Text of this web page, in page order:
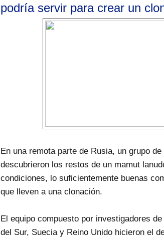
podría servir para crear un
En una remota parte de Rusia, un grupo
descubrieron los restos de un mamut
condiciones, lo suficientemente buenas
que lleven a una clonación.
El equipo compuesto por investigadores
del Sur, Suecia y Reino Unido hicieron el